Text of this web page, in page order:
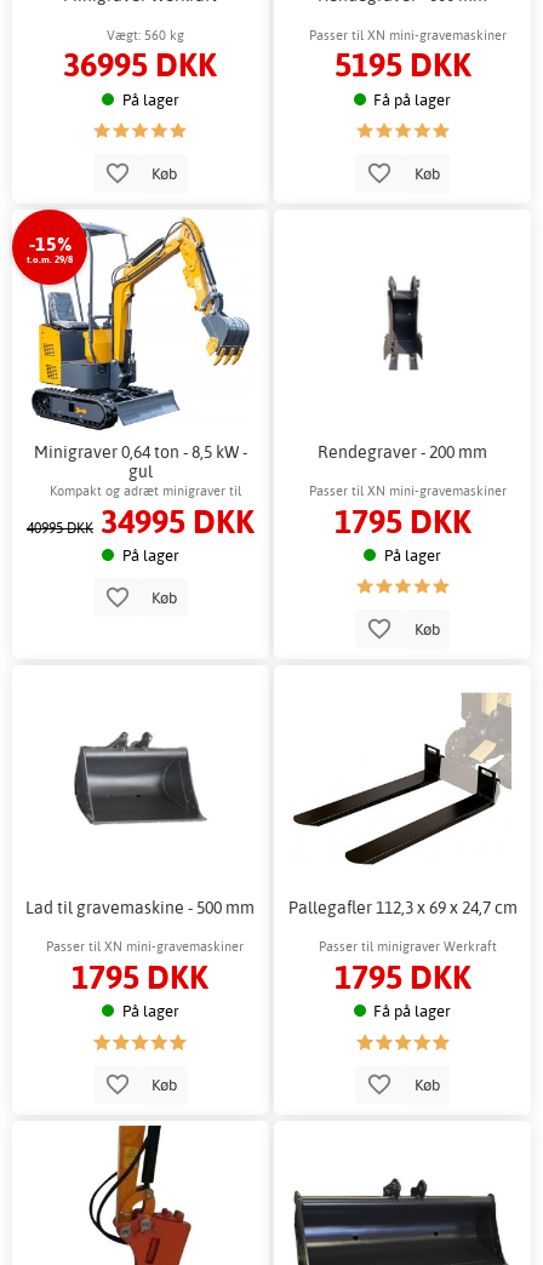
Vægt: 560 kg
36995 DKK
På lager
Køb
Passer til XN mini-gravemaskiner
5195 DKK
Få på lager
Køb
-15%
t.o.m. 29/8
Minigraver 0,64 ton - 8,5 kW -
gul
Kompakt og adræt minigraver til
arbejde i trange rum
40995 DKK 34995 DKK
På lager
Køb
Rendegraver - 200 mm
Passer til XN mini-gravemaskiner
1795 DKK
På lager
Køb
Lad til gravemaskine - 500 mm
Passer til XN mini-gravemaskiner
1795 DKK
På lager
Køb
Pallegafler 112,3 x 69 x 24,7 cm
Passer til minigraver Werkraft
1795 DKK
Få på lager
Køb